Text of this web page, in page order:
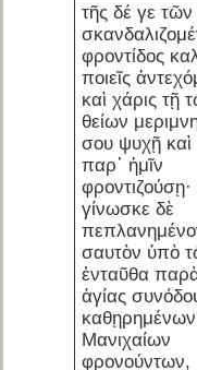
τῆς δέ γε τῶν
φροντίδος
ποιεῖς
καὶ χάρις τῇ
θείων
σου ψυχῇ
παρ᾽ ἡμῖν
φροντιζούσῃ·
γίνωσκε δὲ
σαυτὸν ὑπὸ
ἐνταῦθα
ἁγίας
Μανιχαίων
φρονούντων,